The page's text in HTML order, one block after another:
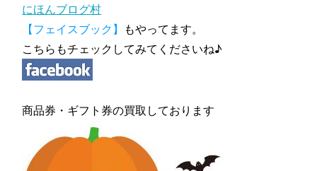
にほんブログ村
【フェイスブック】
もやってます。
こちらもチェックしてみてくださいね♪
商品券・ギフト券の買取しております